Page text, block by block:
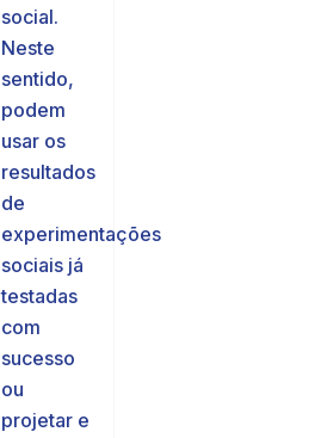
social.
Neste
sentido,
podem
usar os
resultados
de
experimentações
sociais já
testadas
com
sucesso
ou
projetar e